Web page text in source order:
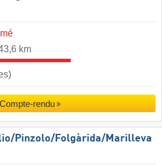
km
Compte-rendu
​Pinzolo/​Folgàrida/​Marilleva